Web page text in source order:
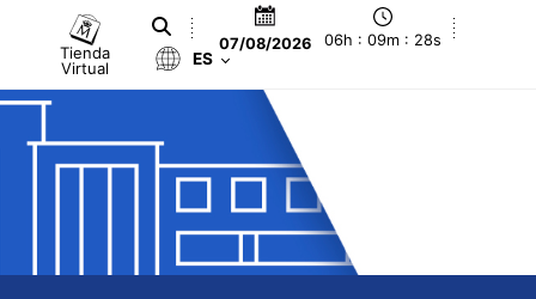
Tienda
Virtual
07/08/2026 06h : 09m : 28s
ES